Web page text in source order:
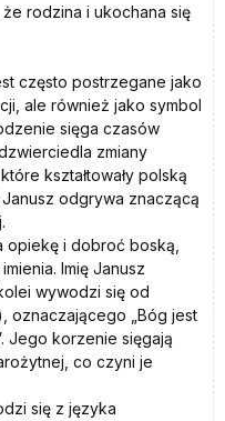
rodzina i ukochana się
często postrzegane jako
ale również jako symbol
sięga czasów
zmiany
kształtowały polską
odgrywa znaczącą
opiekę i dobroć boską,
Imię Janusz
wywodzi się od
oznaczającego „Bóg jest
Jego korzenie sięgają
co czyni je
się z języka